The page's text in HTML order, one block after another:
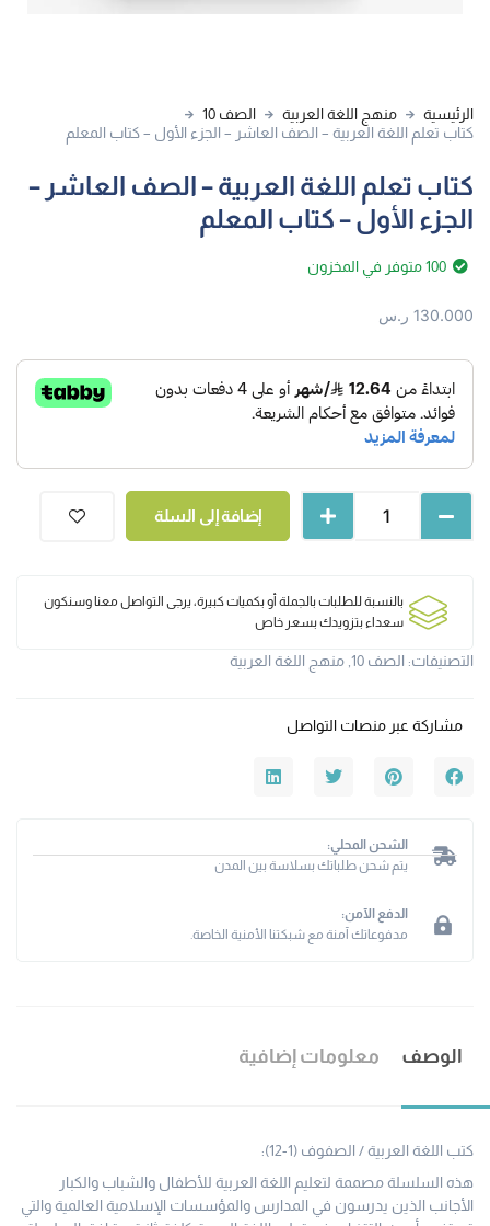
الرئيسية منهج اللغة العربية
الصف 10
كتاب تعلم اللغة العربية – الصف العاشر – الجزء الأول – كتاب المعلم
كتاب تعلم اللغة العربية – الصف العاشر –
الجزء الأول – كتاب المعلم
100 متوفر في المخزون
130.000 ر.س
إضافة إلى السلة
بالنسبة للطلبات بالجملة أو بكميات كبيرة، يرجى التواصل معنا وسنكون
سعداء بتزويدك بسعر خاص
التصنيفات: الصف 10 منهج اللغة العربية
مشاركة عبر منصات التواصل
الشحن المحلي:
يتم شحن طلباتك بسلاسة بين المدن
الدفع الآمن:
مدفوعاتك آمنة مع شبكتنا الأمنية الخاصة.
الوصف معلومات إضافية
كتب اللغة العربية / الصفوف (1-12):
هذه السلسلة مصممة لتعليم اللغة العربية للأطفال والشباب والكبار
الأجانب الذين يدرسون في المدارس والمؤسسات الإسلامية العالمية والتي